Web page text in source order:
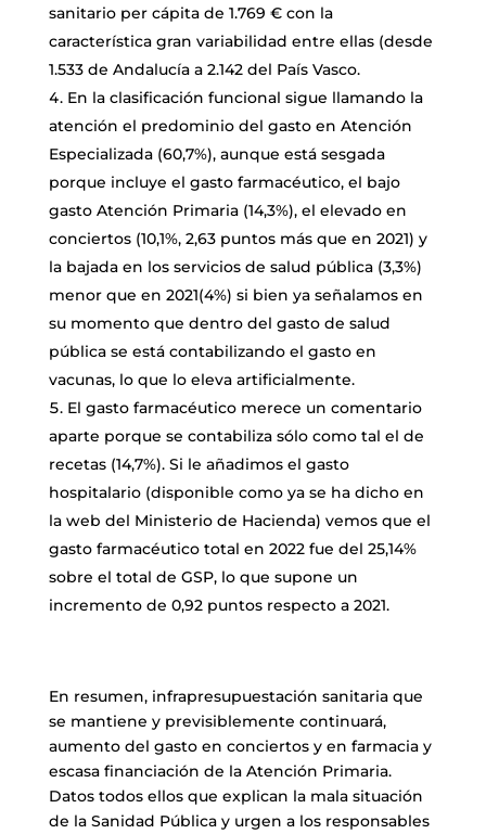
sanitario per cápita de 1.769 € con la
característica gran variabilidad entre ellas (desde
1.533 de Andalucía a 2.142 del País Vasco.
En la clasificación funcional sigue llamando la
atención el predominio del gasto en Atención
Especializada (60,7%), aunque está sesgada
porque incluye el gasto farmacéutico, el bajo
gasto Atención Primaria (14,3%), el elevado en
conciertos (10,1%, 2,63 puntos más que en 2021) y
la bajada en los servicios de salud pública (3,3%)
menor que en 2021(4%) si bien ya señalamos en
su momento que dentro del gasto de salud
pública se está contabilizando el gasto en
vacunas, lo que lo eleva artificialmente.
El gasto farmacéutico merece un comentario
aparte porque se contabiliza sólo como tal el de
recetas (14,7%). Si le añadimos el gasto
hospitalario (disponible como ya se ha dicho en
la web del Ministerio de Hacienda) vemos que el
gasto farmacéutico total en 2022 fue del 25,14%
sobre el total de GSP, lo que supone un
incremento de 0,92 puntos respecto a 2021.
En resumen, infrapresupuestación sanitaria que
se mantiene y previsiblemente continuará,
aumento del gasto en conciertos y en farmacia y
escasa financiación de la Atención Primaria.
Datos todos ellos que explican la mala situación
de la Sanidad Pública y urgen a los responsables